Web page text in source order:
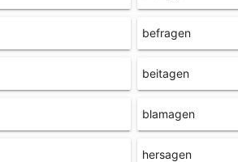
befragen
beitagen
blamagen
hersagen